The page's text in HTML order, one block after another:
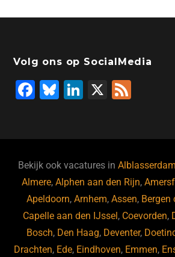
Volg ons op SocialMedia
F
b
o
o
k
Bl
ky
Li
dI
n
X
Bekijk ook vacatures inAlblasserdam
Almere,Alphen aan den Rijn,
Apeldoorn,Arnhem,Assen, Bergen
Capelle aan den IJssel , Coevorden,
Bosch, Den Haag, Deventer,
Drachten, Ede, Eindhoven, Emmen,